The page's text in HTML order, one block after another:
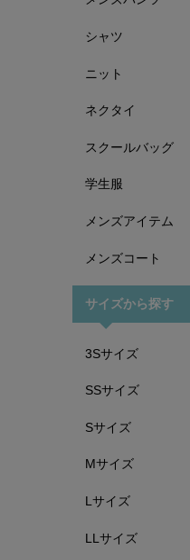
シャツ
ニット
ネクタイ
スクールバッグ
学生服
メンズアイテム
メンズコート
サイズから探す
3Sサイズ
SSサイズ
Sサイズ
Mサイズ
Lサイズ
LLサイズ